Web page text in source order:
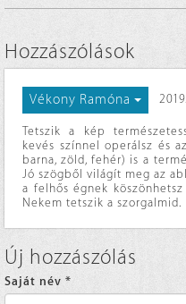
Hozzászólások
Vékony Ramóna
Tetszik a kép
kevés színnel operálsz és
barna, zöld, fehér) is a
Jó szögből világít meg az
a felhős égnek
Nekem tetszik a szorgalmid.
Új hozzászólás
Saját név *